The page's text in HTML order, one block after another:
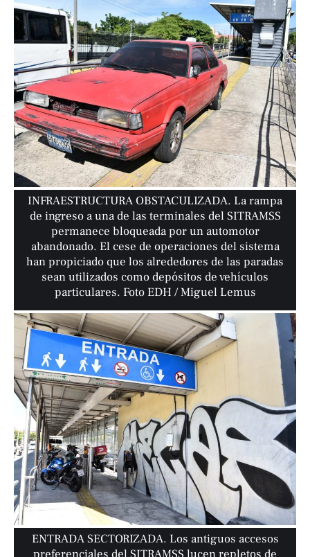
INFRAESTRUCTURA OBSTACULIZADA. La rampa
de ingreso a una de las terminales del SITRAMSS
permanece bloqueada por un automotor
abandonado. El cese de operaciones del sistema
han propiciado que los alrededores de las paradas
sean utilizados como depósitos de vehículos
particulares. Foto EDH / Miguel Lemus
ENTRADA SECTORIZADA. Los antiguos accesos